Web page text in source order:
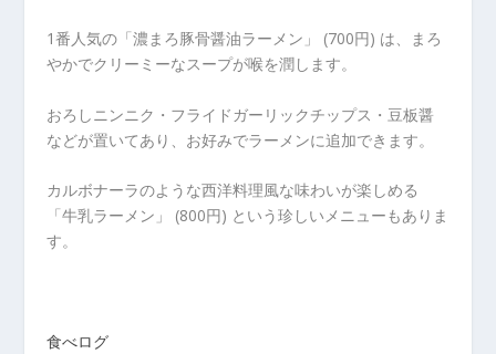
1番人気の「濃まろ豚骨醤油ラーメン」 (700円) は、まろ
やかでクリーミーなスープが喉を潤します。
おろしニンニク・フライドガーリックチップス・豆板醤
などが置いてあり、お好みでラーメンに追加できます。
カルボナーラのような西洋料理風な味わいが楽しめる
「牛乳ラーメン」 (800円) という珍しいメニューもありま
す。
食べログ